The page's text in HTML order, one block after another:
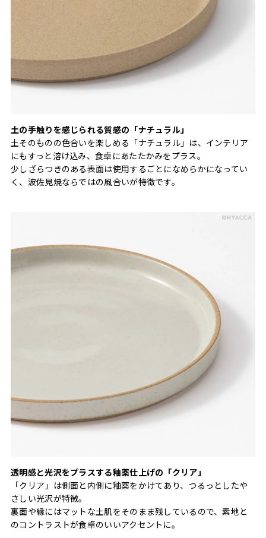
土の手触りを感じられる質感の「ナチュラル」
土そのものの色合いを楽しめる「ナチュラル」は、インテリア
にもすっと溶け込み、食卓にあたたかみをプラス。
少しざらつきのある表面は使用するごとになめらかになってい
く、波佐見焼ならではの風合いが特徴です。
透明感と光沢をプラスする釉薬仕上げの「クリア」
「クリア」は側面と内側に釉薬をかけてあり、つるっとしたや
さしい光沢が特徴。
裏面や縁にはマットな土肌をそのまま残しているので、素地と
のコントラストが食卓のいいアクセントに。